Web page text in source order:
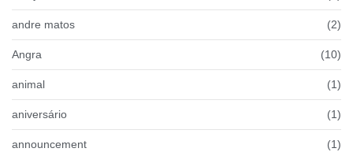
andre matos (2)
Angra (10)
animal (1)
aniversário (1)
announcement (1)